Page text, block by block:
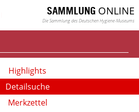
SAMMLUNG ONLINE
Die Sammlung des Deutschen Hygiene-Museums
Highlights
Detailsuche
Merkzettel